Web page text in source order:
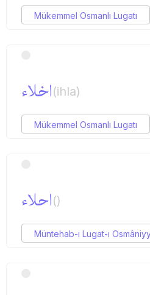
Mükemmel Osmanlı Lugatı
اخلاء(ihla)
Mükemmel Osmanlı Lugatı
احلاء()
Müntehab-ı Lugat-ı